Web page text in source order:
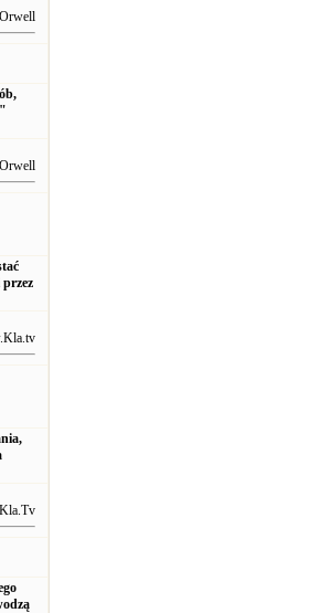
Kla.Tv